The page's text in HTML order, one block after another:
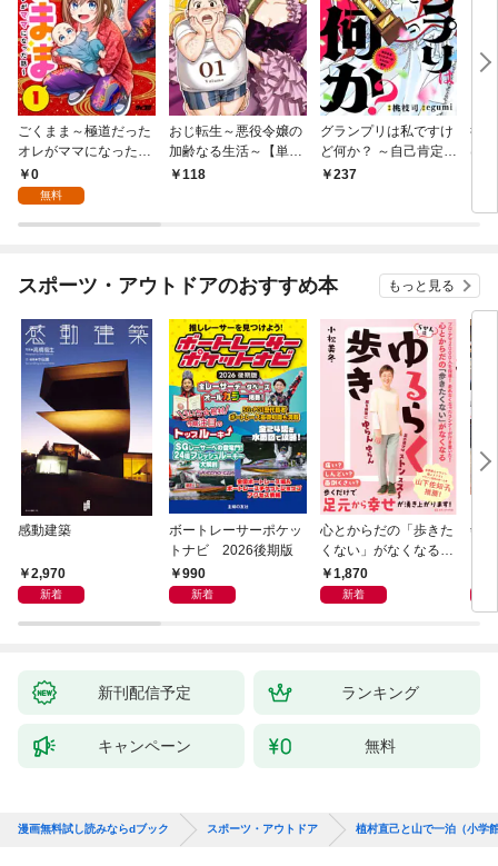
ごくまま～極道だった
オレがママになった話
～【単話】（１）
0
無料
おじ転生～悪役令嬢の
加齢なる生活～【単
話】（１）
118
グランプリは私ですけ
ど何か？ ～自己肯定モ
ンスターのミスコン無
237
後
は
スポーツ・アウトドアのおすすめ本 もっと見る
感動建築
2,970
新着
ボートレーサーポケッ
トナビ 2026後期版
990
新着
心とからだの「歩きた
くない」がなくなる
らせん流 ゆるらく歩
き
1,870
新着
剣
新刊配信予定 ランキング
キャンペーン 無料
漫画無料試し読みならdブック スポーツ・アウトドア 植村直己と山で一泊（小学